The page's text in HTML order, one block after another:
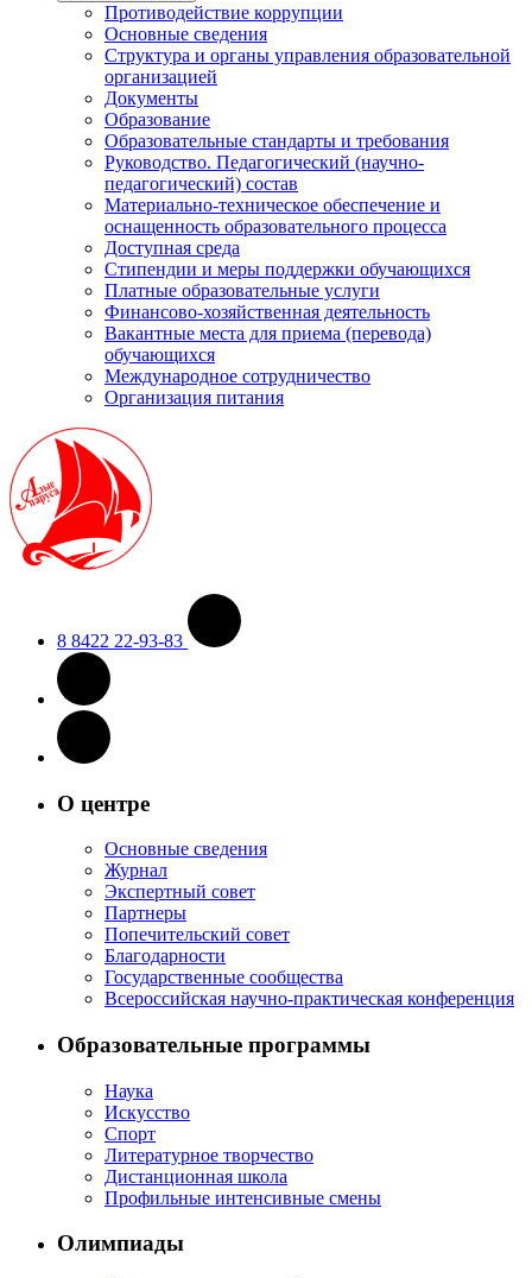
Противодействие коррупции
Основные сведения
Структура и органы управления образовательной
организацией
Документы
Образование
Образовательные стандарты и требования
Руководство. Педагогический (научно-
педагогический) состав
Материально-техническое обеспечение и
оснащенность образовательного процесса
Доступная среда
Стипендии и меры поддержки обучающихся
Платные образовательные услуги
Финансово-хозяйственная деятельность
Вакантные места для приема (перевода)
обучающихся
Международное сотрудничество
Организация питания
8 8422 22-93-83
О центре
Основные сведения
Журнал
Экспертный совет
Партнеры
Попечительский совет
Благодарности
Государственные сообщества
Всероссийская научно-практическая конференция
Образовательные программы
Наука
Искусство
Спорт
Литературное творчество
Дистанционная школа
Профильные интенсивные смены
Олимпиады